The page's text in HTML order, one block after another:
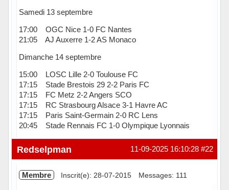
Samedi 13 septembre
17:00 OGC Nice 1-0 FC Nantes
21:05 AJ Auxerre 1-2 AS Monaco
Dimanche 14 septembre
15:00 LOSC Lille 2-0 Toulouse FC
17:15 Stade Brestois 29 2-2 Paris FC
17:15 FC Metz 2-2 Angers SCO
17:15 RC Strasbourg Alsace 3-1 Havre AC
17:15 Paris Saint-Germain 2-0 RC Lens
20:45 Stade Rennais FC 1-0 Olympique Lyonnais
Hors ligne #22
11-09-2025 16:10:28
Redselpman
Membre Inscrit(e): 28-07-2015 Messages: 111